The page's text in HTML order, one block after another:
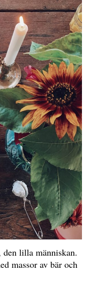
den lilla människan.
massor av bär och